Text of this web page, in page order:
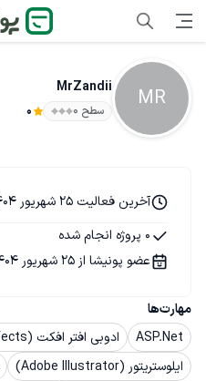
MR
MrZandii
سطح ۰ 0
مهارت‌ها
ASP.Net
ادوبی افتر افکت (After Effects)
ایلوستریتور (Adobe Illustrator)
آخرین فعالیت 25 شهریور 1404
0 پروژه انجام شده
عضو پونیشا از 25 شهریور 1404